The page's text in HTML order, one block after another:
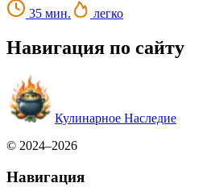
35 мин. легко
Навигация по сайту
Кулинарное Наследие
© 2024–2026
Навигация